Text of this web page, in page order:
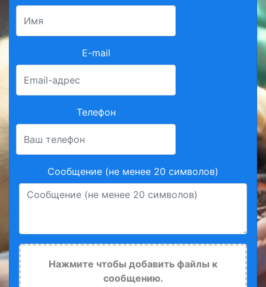
E-mail
Телефон
Сообщение (не менее 20 символов)
Нажмите чтобы добавить файлы к
сообщению.